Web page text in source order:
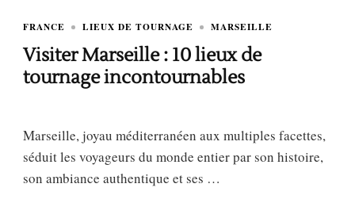
FRANCE LIEUX DE TOURNAGE MARSEILLE
Visiter Marseille : 10 lieux de
tournage incontournables
Marseille, joyau méditerranéen aux multiples facettes,
séduit les voyageurs du monde entier par son histoire,
son ambiance authentique et ses …